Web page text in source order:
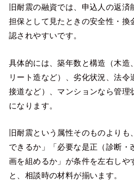
旧耐震の融資では、申込人の返
担保として見たときの安全性・換
認されやすいです。
具体的には、築年数と構造（木造
リート造など）、劣化状況、法令
接道など）、マンションなら管理
になります。
旧耐震という属性そのものより
できるか」「必要な是正（診断・
画を組めるか」が条件を左右しや
と、相談時の材料が揃います。